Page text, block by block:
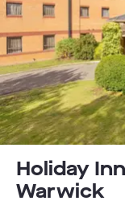
Holiday
Warwick